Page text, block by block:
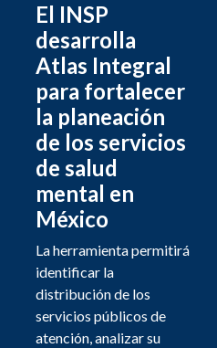
El INSP
desarrolla
Atlas Integral
para fortalecer
la planeación
de los servicios
de salud
mental en
México
La herramienta permitirá
identificar la
distribución de los
servicios públicos de
atención, analizar su